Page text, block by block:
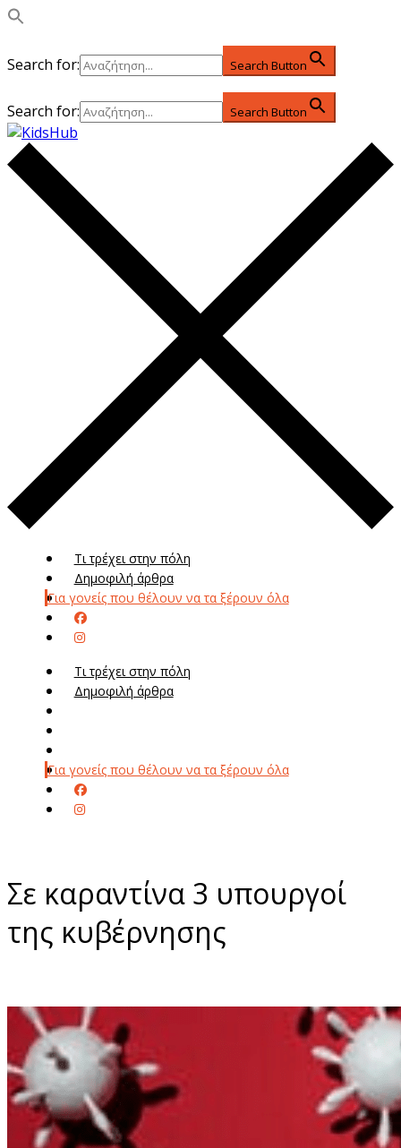
Search for: Search Button
Search for: Search Button
Τι τρέχει στην πόλη
Δημοφιλή άρθρα
Για γονείς που θέλουν να τα ξέρουν όλα
Τι τρέχει στην πόλη
Δημοφιλή άρθρα
Για γονείς που θέλουν να τα ξέρουν όλα
Σε καραντίνα 3 υπουργοί
της κυβέρνησης